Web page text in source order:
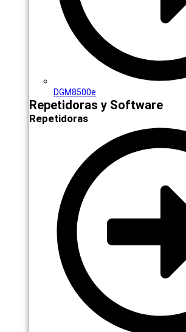
DGM8500e
Repetidoras y Software
Repetidoras